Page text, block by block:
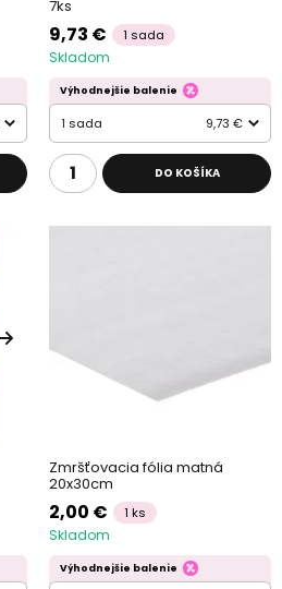
7ks
9,73 € 1 sada
Skladom
Výhodnejšie balenie
1 sada 9,73 €
DO KOŠÍKA
Zmršťovacia fólia matná
20x30cm
2,00 € 1 ks
Skladom
Výhodnejšie balenie